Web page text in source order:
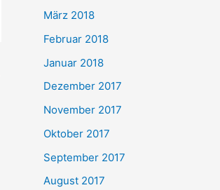
März 2018
Februar 2018
Januar 2018
Dezember 2017
November 2017
Oktober 2017
September 2017
August 2017